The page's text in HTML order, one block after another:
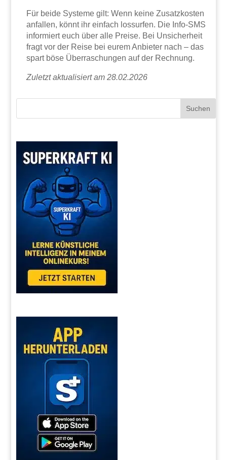
Für beide Systeme gilt: Wenn keine Zusatzkosten
anfallen, könnt ihr einfach lossurfen. Die Info-SMS
informiert euch über alle Preise. Bei Unsicherheit
fragt vor der Reise bei eurem Anbieter nach – das
spart böse Überraschungen auf der Rechnung.
Zuletzt aktualisiert am 28.02.2026